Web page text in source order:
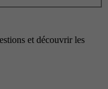
et découvrir les